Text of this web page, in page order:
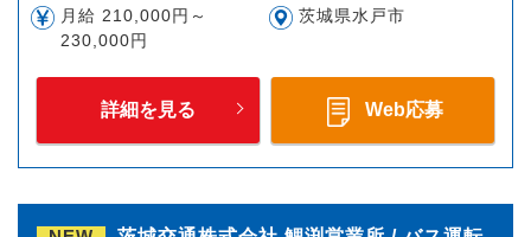
月給 210,000円～
230,000円
茨城県水戸市
詳細を見る Web応募